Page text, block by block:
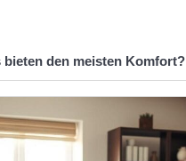
bieten den meisten Komfort?